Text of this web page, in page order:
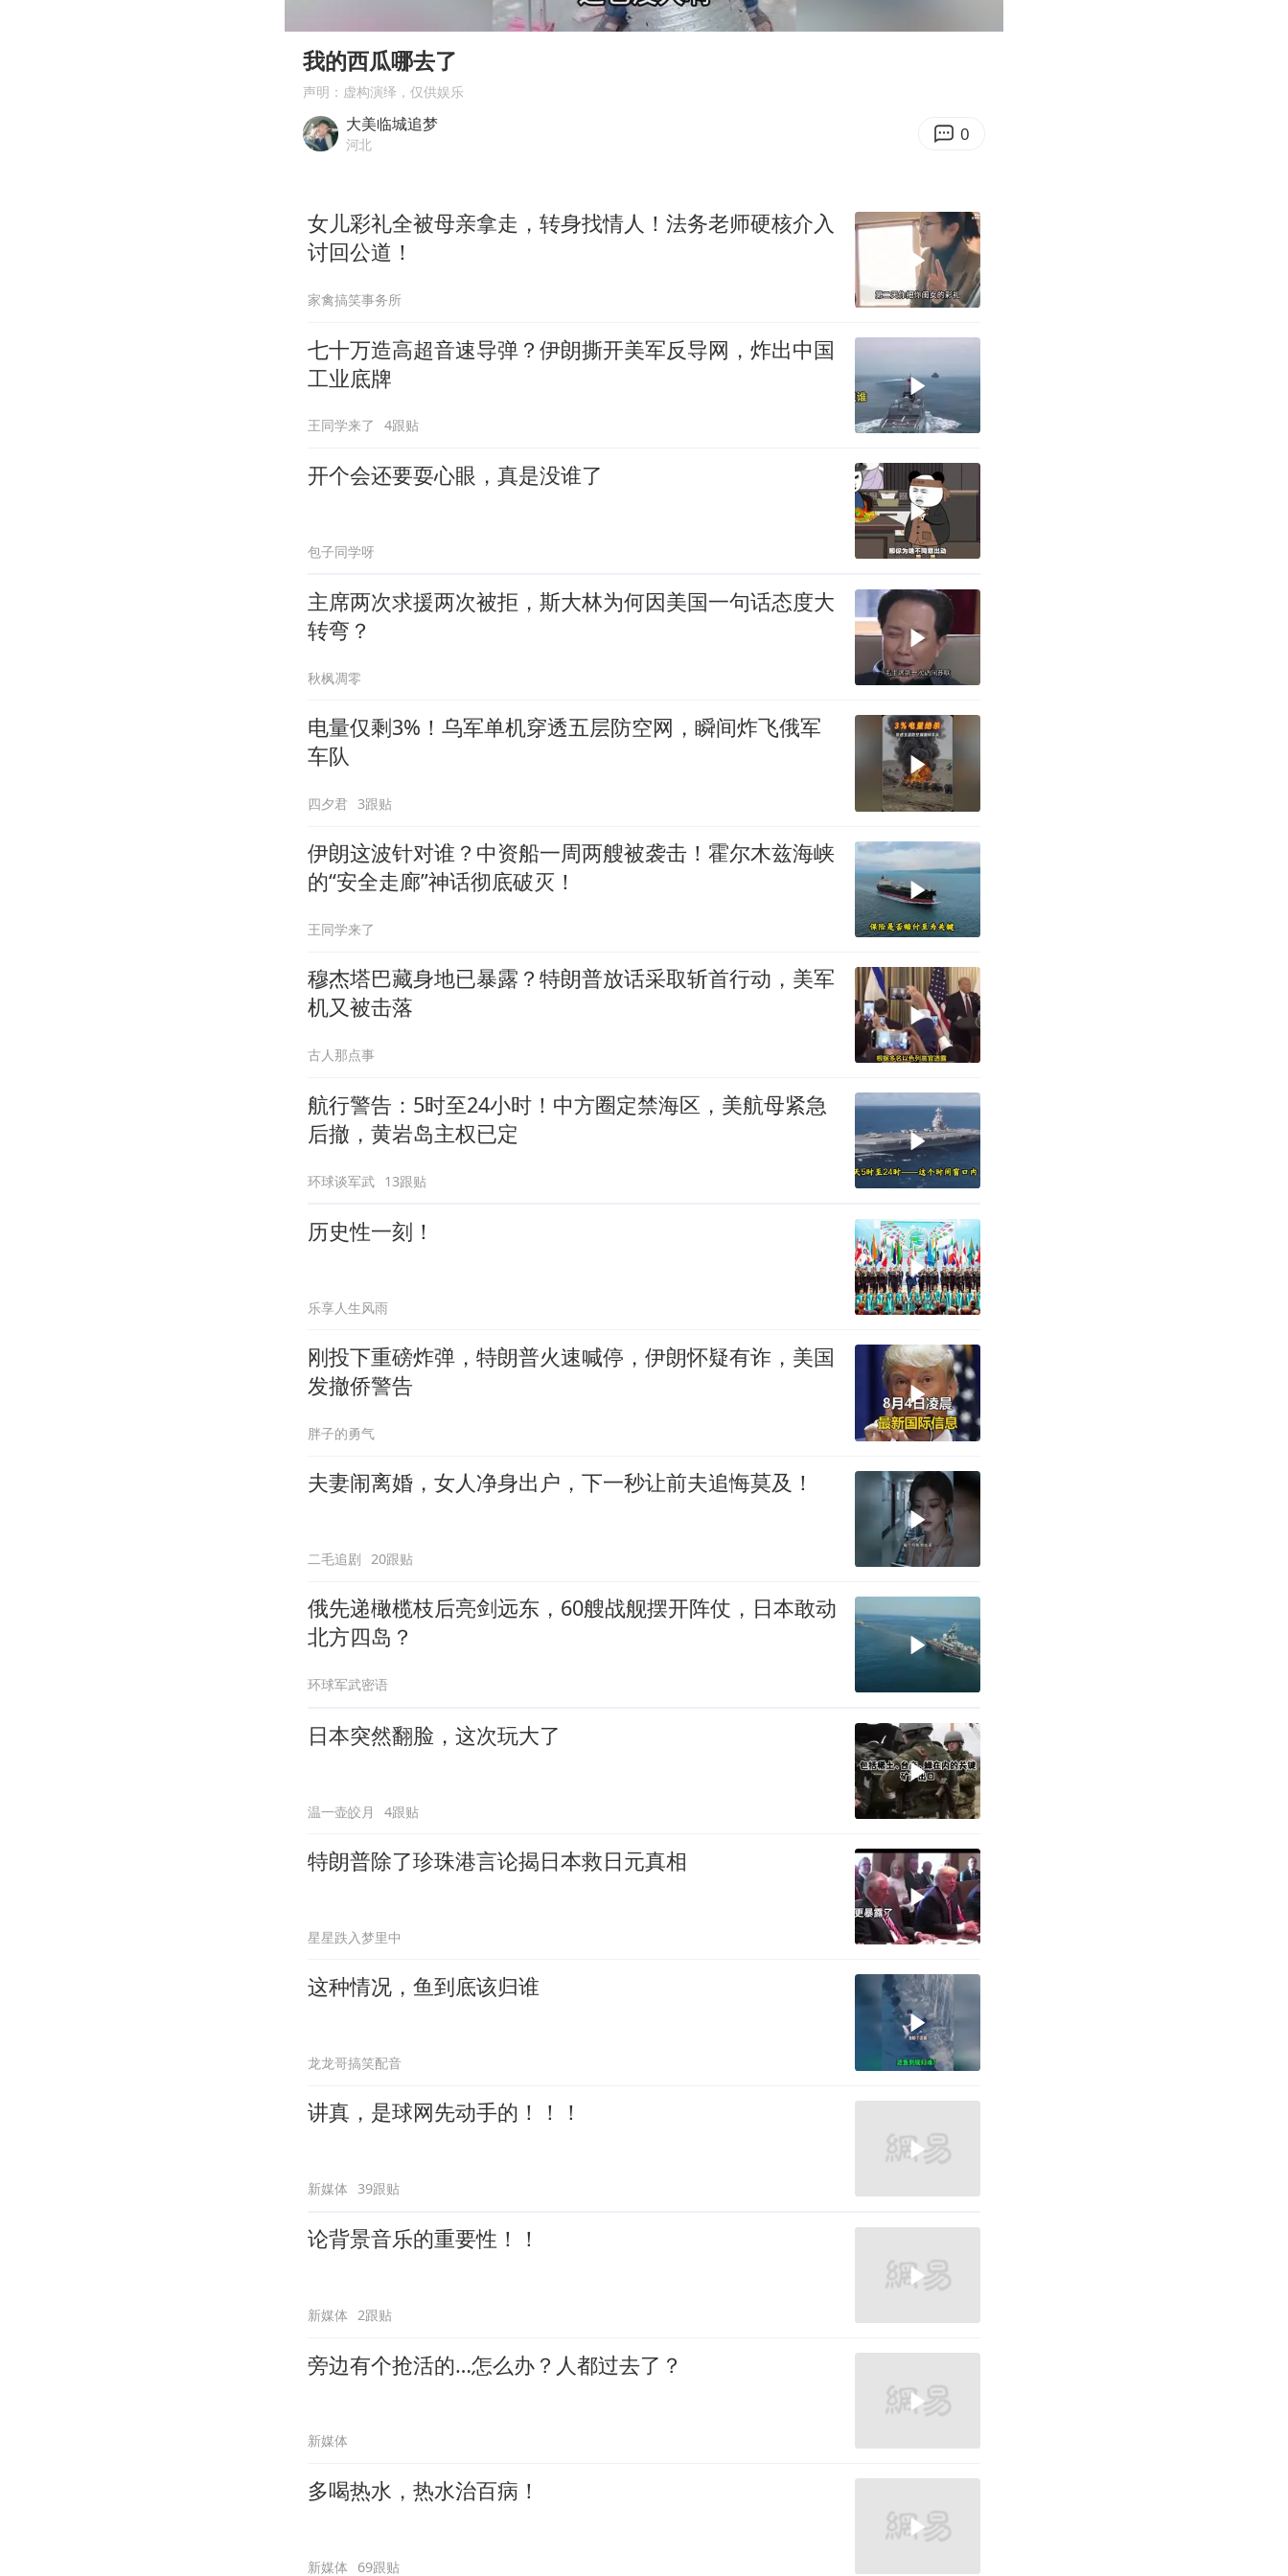
U17国足三连胜晋级明日之星半决赛
夯实基础开新局
我的西瓜哪去了
声明：虚构演绎，仅供娱乐
大美临城追梦
河北 0
女儿彩礼全被母亲拿走，转身找情人！法务老师硬核介入
讨回公道！
家禽搞笑事务所
七十万造高超音速导弹？伊朗撕开美军反导网，炸出中国
工业底牌
王同学来了 4跟贴
开个会还要耍心眼，真是没谁了
包子同学呀
主席两次求援两次被拒，斯大林为何因美国一句话态度大
转弯？
秋枫凋零
电量仅剩3%！乌军单机穿透五层防空网，瞬间炸飞俄军
车队
四夕君 3跟贴
伊朗这波针对谁？中资船一周两艘被袭击！霍尔木兹海峡
的“安全走廊”神话彻底破灭！
王同学来了
穆杰塔巴藏身地已暴露？特朗普放话采取斩首行动，美军
机又被击落
古人那点事
航行警告：5时至24小时！中方圈定禁海区，美航母紧急
后撤，黄岩岛主权已定
环球谈军武 13跟贴
历史性一刻！
乐享人生风雨
刚投下重磅炸弹，特朗普火速喊停，伊朗怀疑有诈，美国
发撤侨警告
胖子的勇气
夫妻闹离婚，女人净身出户，下一秒让前夫追悔莫及！
二毛追剧 20跟贴
俄先递橄榄枝后亮剑远东，60艘战舰摆开阵仗，日本敢动
北方四岛？
环球军武密语
日本突然翻脸，这次玩大了
温一壶皎月 4跟贴
特朗普除了珍珠港言论揭日本救日元真相
星星跌入梦里中
这种情况，鱼到底该归谁
龙龙哥搞笑配音
讲真，是球网先动手的！！！
新媒体 39跟贴
论背景音乐的重要性！！
新媒体 2跟贴
旁边有个抢活的…怎么办？人都过去了？
新媒体
多喝热水，热水治百病！
新媒体 69跟贴